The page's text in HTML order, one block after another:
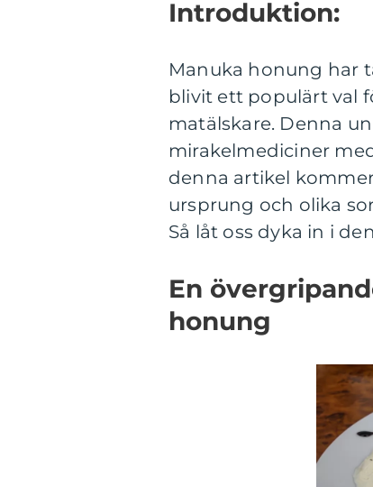
Introduktion:
Manuka honung har
blivit ett populärt val
matälskare. Denna
mirakelmediciner
denna artikel
ursprung och olika
Så låt oss dyka in i
En
honung